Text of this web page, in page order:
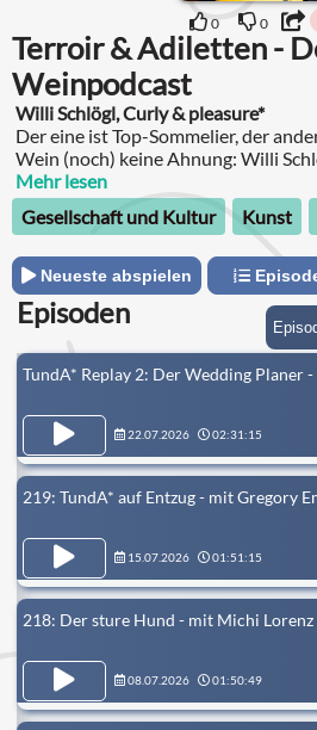
0 0
Terroir & Adiletten -
Weinpodcast
Willi Schlögl, Curly & pleasure*
Der eine ist Top-Sommelier, der
Wein (noch) keine Ahnung: Willi
Mehr lesen
Gesellschaft und Kultur
Kunst
Neueste abspielen
Episoden
TundA* Replay 2: Der Wedding Planer
22.07.2026 02:31:15
219: TundA* auf Entzug - mit Gregory
15.07.2026 01:51:15
218: Der sture Hund - mit Michi Lorenz
08.07.2026 01:50:49